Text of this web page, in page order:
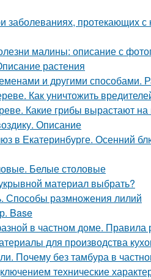
заболеваниях, протекающих
малины: описание с
растения
и другими способами.
Как уничтожить
Какие грибы вырастают
Описание
в Екатеринбурге. Осенний
Белые столовые
материал выбрать?
Способы размножения лилий
Base
в частном доме. Правила
для производства
Почему без тамбура в
технические